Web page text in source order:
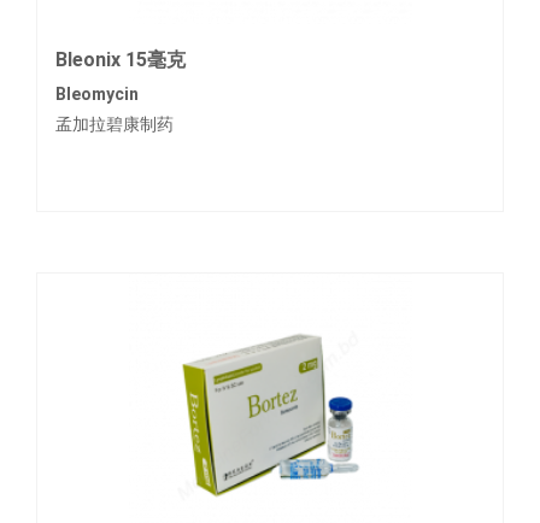
Bleonix 15毫克
Bleomycin
孟加拉碧康制药